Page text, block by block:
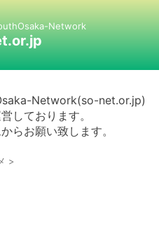
Network
Network(so-net.or.jp)
しております。
らお願い致します。
>